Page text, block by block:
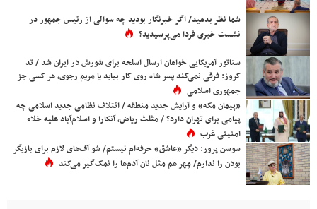
شما نظر بدهید/ اگر خبرنگار بودید چه سوالی از رئیس جمهور در
نشست خبری فردا می‌پرسیدید؟
سناتور آمریکایی خواهان ارسال اسلحه برای شورش در ایران شد / تد
کروز: فرقی نمی‌کند پسر شاه روی کار بیاید یا مریم رجوی، هر کسی جز
جمهوری اسلامی
«پیمان مکه» و آرایش جدید منطقه / ائتلاف نظامی جدید اسلامی چه
پیامی برای تهران دارد؟ / مثلث ریاض، آنکارا و اسلام‌آباد علیه خلاء
امنیتی غرب
سوسن پرور: دیگر «عاشق» حرفه‌ام نیستم/ شو آف‌های لازم برای بازیگر
بودن را ندارم/ مِهر هم مثل نان آدم‌ها را نمک‌گیر می‌کند